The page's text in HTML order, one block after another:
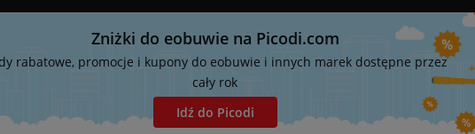
Zniżki do eobuwie na Picodi.com
rabatowe, promocje i kupony do eobuwie i innych marek dostępne przez
cały rok
Idź do Picodi